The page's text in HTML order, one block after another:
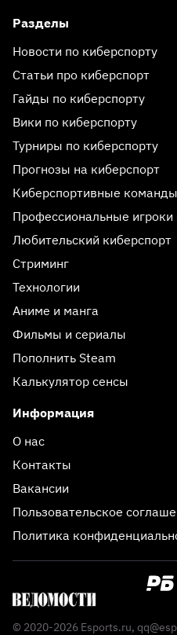
Разделы
Новости по киберспорту
Статьи про киберспорт
Гайды по киберспорту
Вики по киберспорту
Турниры по киберспорту
Прогнозы на киберспорт
Киберспортивные команды
Профессиональные
Любительский киберспорт
Стриминг
Технологии
Аниме и манга
Фильмы и сериалы
Пополнить Steam
Калькулятор сенсы
Информация
О нас
Контакты
Вакансии
Пользовательское
Политика
© 2020-2026 Esports.ru,